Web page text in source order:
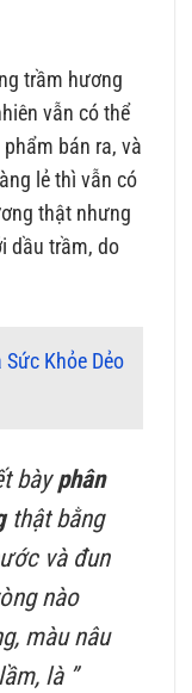
trầm hương
vẫn có thể
bán ra, và
lẻ thì vẫn có
thật nhưng
dầu trầm, do
Sức Khỏe Dẻo
bàyphân
thật bằng
và đun
nào
màu nâu
là ”